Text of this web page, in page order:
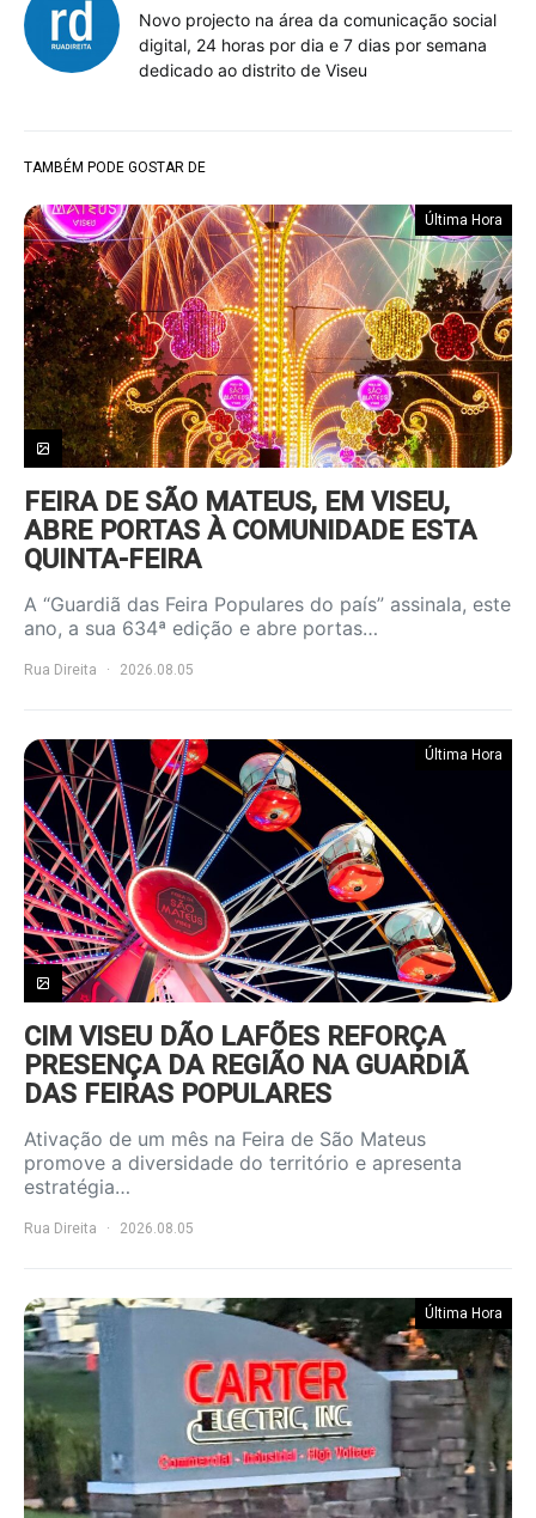
Novo projecto na área da comunicação social
digital, 24 horas por dia e 7 dias por semana
dedicado ao distrito de Viseu
TAMBÉM PODE GOSTAR DE
Última Hora
FEIRA DE SÃO MATEUS, EM VISEU,
ABRE PORTAS À COMUNIDADE ESTA
QUINTA-FEIRA
A “Guardiã das Feira Populares do país” assinala, este
ano, a sua 634ª edição e abre portas…
Rua Direita 2026.08.05
Última Hora
CIM VISEU DÃO LAFÕES REFORÇA
PRESENÇA DA REGIÃO NA GUARDIÃ
DAS FEIRAS POPULARES
Ativação de um mês na Feira de São Mateus
promove a diversidade do território e apresenta
estratégia…
Rua Direita 2026.08.05
Última Hora